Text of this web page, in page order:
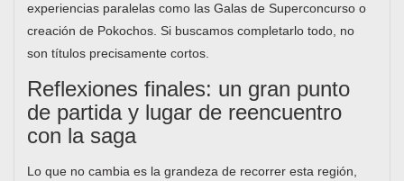
experiencias paralelas como las Galas de Superconcurso o
creación de Pokochos. Si buscamos completarlo todo, no
son títulos precisamente cortos.
Reflexiones finales: un gran punto
de partida y lugar de reencuentro
con la saga
Lo que no cambia es la grandeza de recorrer esta región,